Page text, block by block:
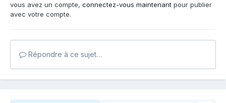
vous avez un compte, connectez-vous maintenant pour publier
avec votre compte.
Répondre à ce sujet…